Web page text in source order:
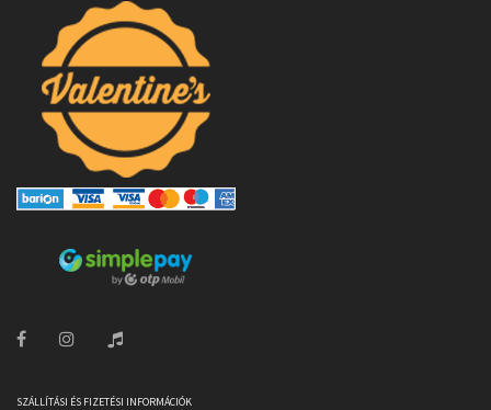
SZÁLLÍTÁSI ÉS FIZETÉSI INFORMÁCIÓK